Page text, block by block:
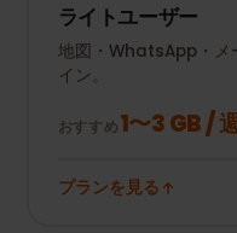
ライトユーザー
地図・WhatsApp・メ
イン。
おすすめ1〜3 GB /
プランを見る